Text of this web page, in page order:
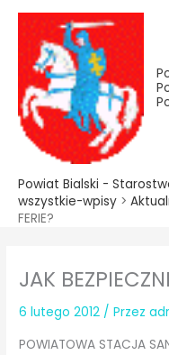
treści
Przejdź
treści
Powiat Bialski -
wszystkie-wpisy >
FERIE?
JAK
6 lutego 2012 / Przez
POWIATOWA STACJA